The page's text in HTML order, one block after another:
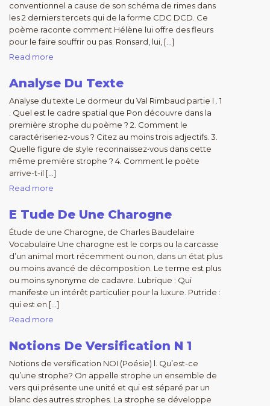
conventionnel a cause de son schéma de rimes dans
les 2 derniers tercets qui de la forme CDC DCD. Ce
poème raconte comment Hélène lui offre des fleurs
pour le faire souffrir ou pas. Ronsard, lui, […]
Read more
Analyse Du Texte
Analyse du texte Le dormeur du Val Rimbaud partie I . 1
. Quel est le cadre spatial que Pon découvre dans la
première strophe du poème ? 2. Comment le
caractériseriez-vous ? Citez au moins trois adjectifs. 3.
Quelle figure de style reconnaissez•vous dans cette
même première strophe ? 4. Comment le poète
arrive-t-il […]
Read more
E Tude De Une Charogne
Étude de une Charogne, de Charles Baudelaire
Vocabulaire Une charogne est le corps ou la carcasse
d’un animal mort récemment ou non, dans un état plus
ou moins avancé de décomposition. Le terme est plus
ou moins synonyme de cadavre. Lubrique : Qui
manifeste un intérêt particulier pour la luxure. Putride :
qui est en […]
Read more
Notions De Versification N 1
Notions de versification NOI (Poésie) l. Qu’est-ce
qu’une strophe? On appelle strophe un ensemble de
vers qui présente une unité et qui est séparé par un
blanc des autres strophes. La strophe se développe